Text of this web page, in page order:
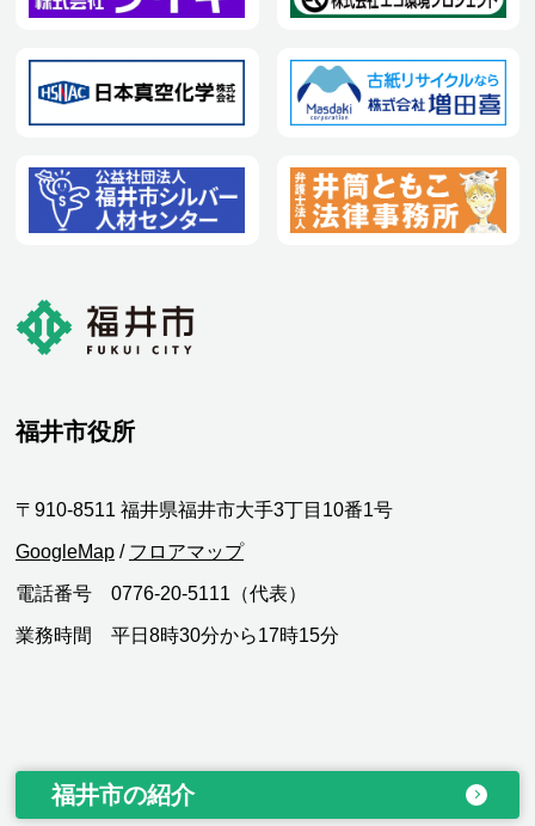
福井市役所
〒910-8511 福井県福井市大手3丁目10番1号
GoogleMap / フロアマップ
電話番号 0776-20-5111（代表）
業務時間 平日8時30分から17時15分
福井市の紹介